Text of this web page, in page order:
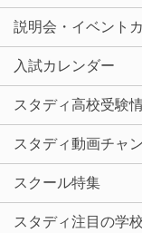
説明会・イベント
入試カレンダー
スタディ高校受験
スタディ動画チャ
スクール特集
スタディ注目の学